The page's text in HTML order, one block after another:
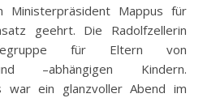
geehrt. Die Radolfzellerin
für Eltern von
–abhängigen Kindern.
war ein glanzvoller Abend im